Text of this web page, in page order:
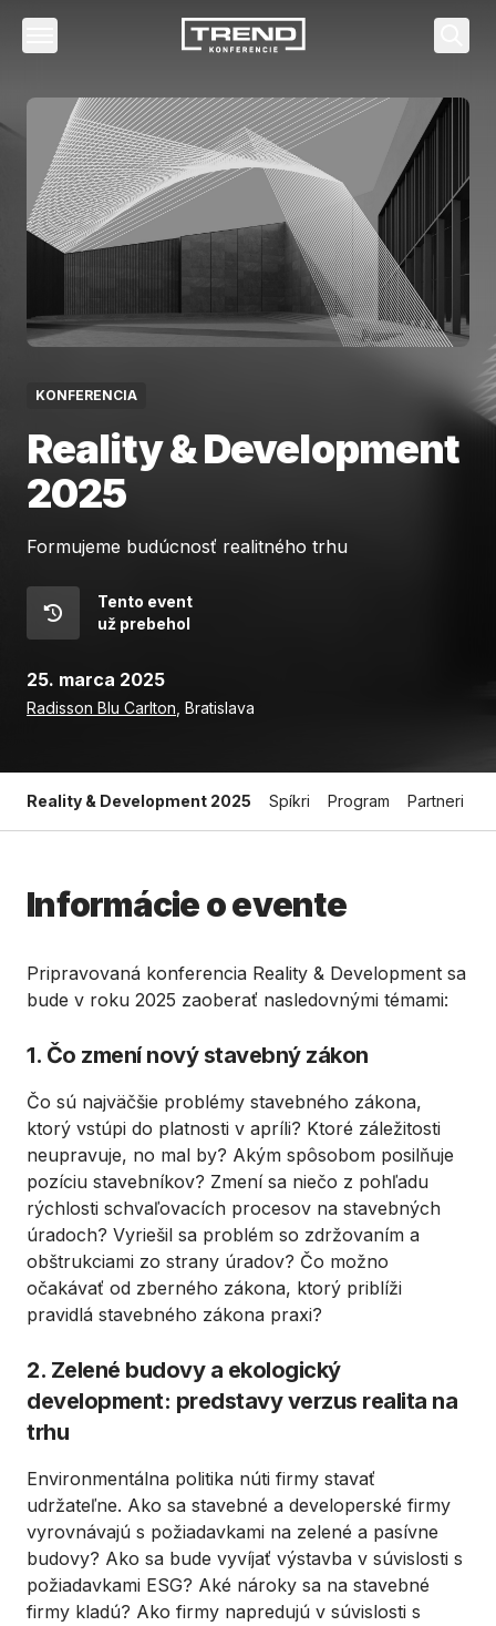
KONFERENCIA
Reality & Development
2025
Formujeme budúcnosť realitného trhu
Tento event
už prebehol
25. marca 2025
Radisson Blu Carlton , Bratislava
Reality & Development 2025 Spíkri Program Partneri
Informácie o evente
Pripravovaná konferencia Reality & Development sa
bude v roku 2025 zaoberať nasledovnými témami:
1. Čo zmení nový stavebný zákon
Čo sú najväčšie problémy stavebného zákona,
ktorý vstúpi do platnosti v apríli? Ktoré záležitosti
neupravuje, no mal by? Akým spôsobom posilňuje
pozíciu stavebníkov? Zmení sa niečo z pohľadu
rýchlosti schvaľovacích procesov na stavebných
úradoch? Vyriešil sa problém so zdržovaním a
obštrukciami zo strany úradov? Čo možno
očakávať od zberného zákona, ktorý priblíži
pravidlá stavebného zákona praxi?
2. Zelené budovy a ekologický
development: predstavy verzus realita na
trhu
Environmentálna politika núti firmy stavať
udržateľne. Ako sa stavebné a developerské firmy
vyrovnávajú s požiadavkami na zelené a pasívne
budovy? Ako sa bude vyvíjať výstavba v súvislosti s
požiadavkami ESG? Aké nároky sa na stavebné
firmy kladú? Ako firmy napredujú v súvislosti s